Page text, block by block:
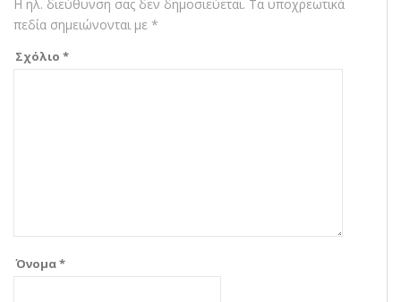
Η ηλ. διεύθυνση σας δεν δημοσιεύεται. Τα υποχρεωτικά
πεδία σημειώνονται με *
Σχόλιο *
Όνομα*